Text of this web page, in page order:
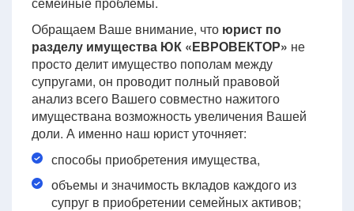
Обращаем Ваше внимание, что юрист по
разделу имущества ЮК «ЕВРОВЕКТОР» не
просто делит имущество пополам между
супругами, он проводит полный правовой
анализ всего Вашего совместно нажитого
имуществана возможность увеличения Вашей
доли. А именно наш юрист уточняет:
способы приобретения имущества,
объемы и значимость вкладов каждого из
супруг в приобретении семейных активов;